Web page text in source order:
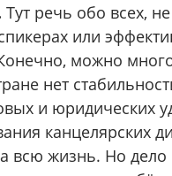
Тут речь обо всех,
или
можно
нет
и юридических
канцелярских
всю жизнь. Но дело